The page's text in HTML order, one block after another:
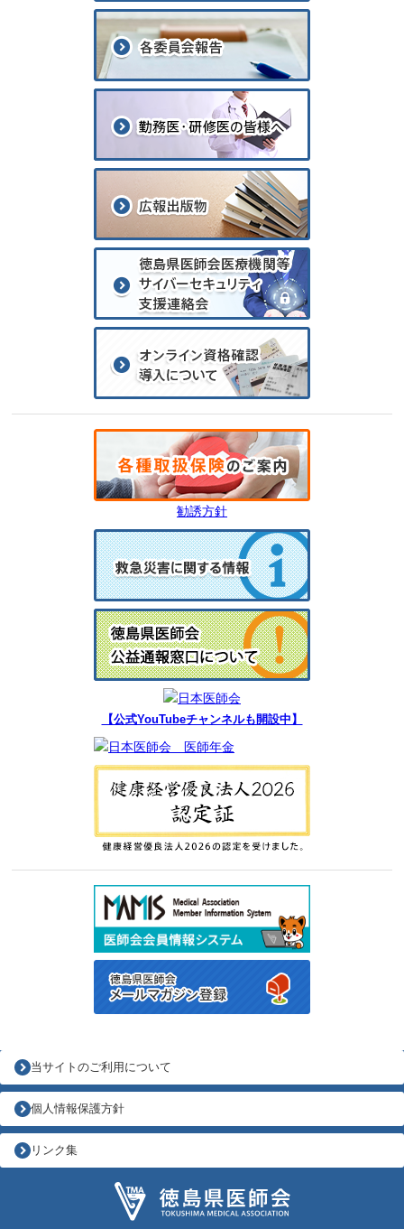
勧誘方針
【公式YouTubeチャンネルも開設中】
当サイトのご利用について
個人情報保護方針
リンク集